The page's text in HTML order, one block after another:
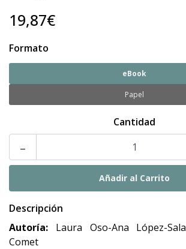
19,87€
Formato
eBook
Papel
Cantidad
-
Descripción
Autoría: Laura Oso-Ana López-
Comet